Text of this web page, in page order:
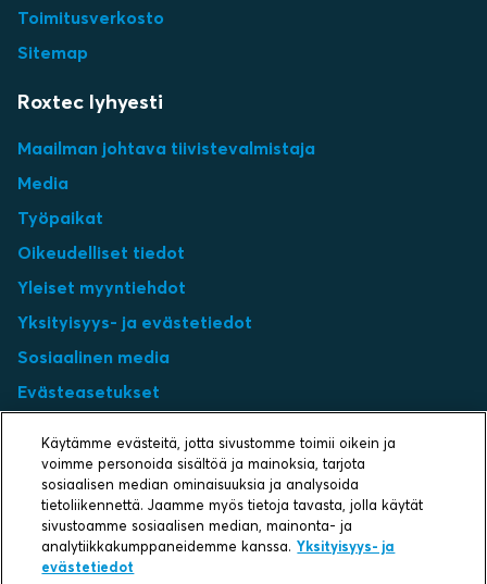
Toimitusverkosto
Sitemap
Roxtec lyhyesti
Maailman johtava tiivistevalmistaja
Media
Työpaikat
Oikeudelliset tiedot
Yleiset myyntiehdot
Yksityisyys- ja evästetiedot
Sosiaalinen media
Evästeasetukset
Select market
Choose local site
Käytämme evästeitä, jotta sivustomme toimii oikein ja
voimme personoida sisältöä ja mainoksia, tarjota
sosiaalisen median ominaisuuksia ja analysoida
tietoliikennettä. Jaamme myös tietoja tavasta, jolla käytät
sivustoamme sosiaalisen median, mainonta- ja
analytiikkakumppaneidemme kanssa. Yksityisyys- ja
evästetiedot